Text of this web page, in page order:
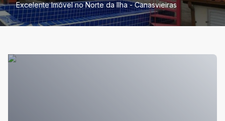
Excelente Imóvel no Norte da Ilha - Canasvieiras